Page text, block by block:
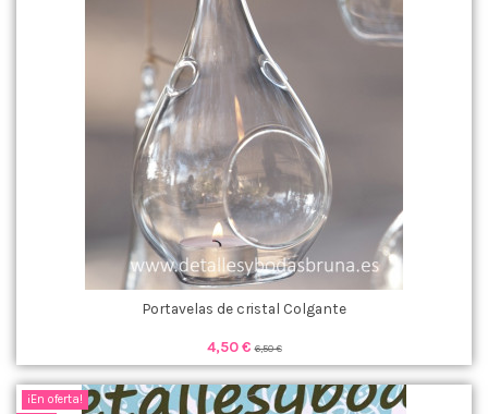
Portavelas de cristal Colgante
4,50 €6,50 €
¡En oferta!